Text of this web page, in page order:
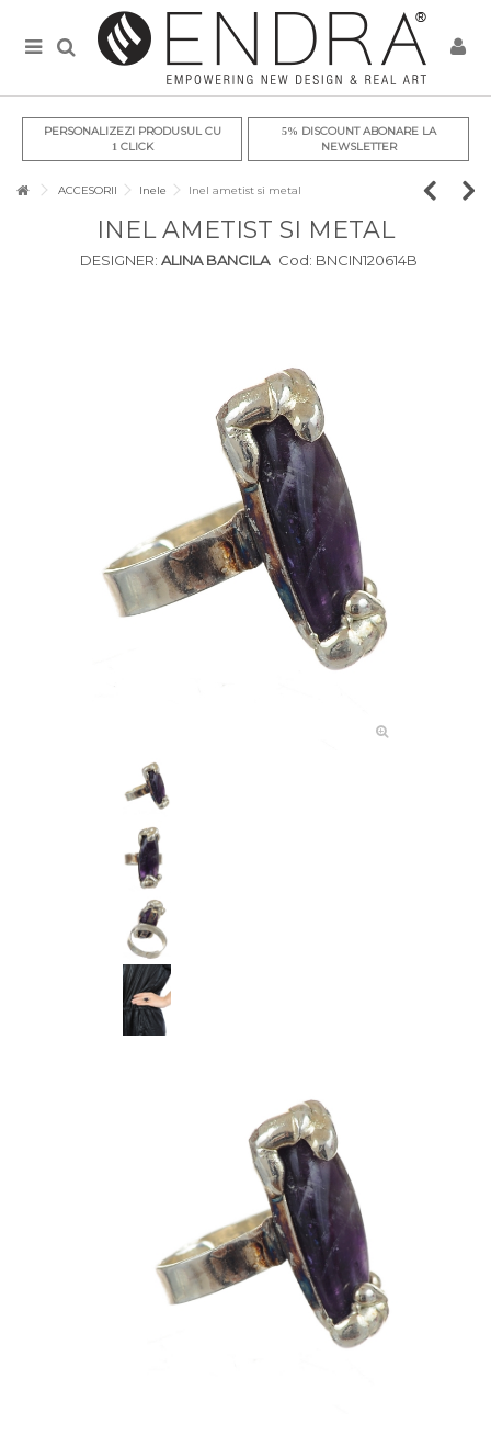
PERSONALIZEZI PRODUSUL CU
1CLICK
5% DISCOUNT ABONARE LA
NEWSLETTER
ACCESORII Inele Inel ametist si metal
INEL AMETIST SI METAL
DESIGNER: ALINA BANCILA Cod: BNCIN120614B